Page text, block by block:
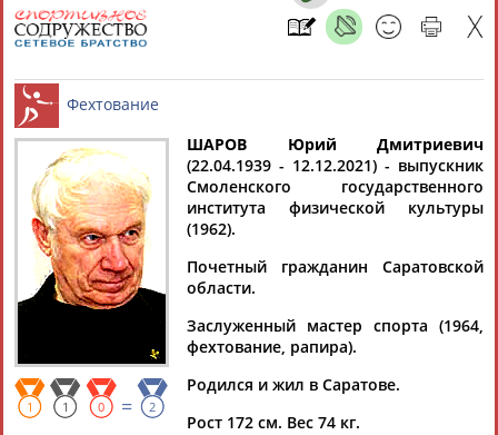
СПОРТСМЕНЫ, ТРЕНЕРЫ И СПЕЦИАЛИСТЫ
Найдено: 1персона Расширенный поиск
Юрий
ШАРОВ
Ваш запрос: "Юрий Шаров"
Документы 1-2 из 2 найденных уникальных документов
Фехтование
1 1 0 = 2
ШАРОВ Юрий Дмитриевич
(22.04.1939 - 12.12.2021) - выпускник
Смоленского государственного
института физической культуры
(1962).
Почетный гражданин Саратовской
области.
Заслуженный мастер спорта (1964,
фехтование, рапира).
Родился и жил в Саратове.
Рост 172 см. Вес 74 кг.